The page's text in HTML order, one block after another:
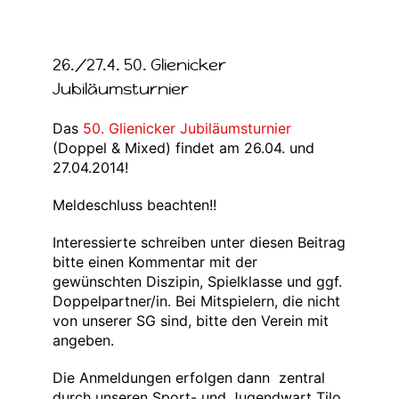
26./27.4. 50. Glienicker
Jubiläumsturnier
Das 50. Glienicker Jubiläumsturnier
(Doppel & Mixed) findet am 26.04. und
27.04.2014!
Meldeschluss beachten!!
Interessierte schreiben unter diesen Beitrag
bitte einen Kommentar mit der
gewünschten Diszipin, Spielklasse und ggf.
Doppelpartner/in. Bei Mitspielern, die nicht
von unserer SG sind, bitte den Verein mit
angeben.
Die Anmeldungen erfolgen dann zentral